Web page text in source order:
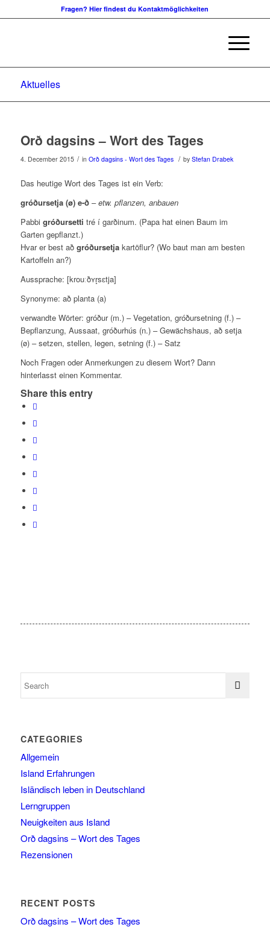
Fragen? Hier findest du Kontaktmöglichkeiten
Aktuelles
Orð dagsins – Wort des Tages
4. December 2015 / in Orð dagsins - Wort des Tages / by Stefan Drabek
Das heutige Wort des Tages ist ein Verb:
gróðursetja (ø) e-ð –etw. pflanzen, anbauen
Pabbi gróðursetti tré í garðinum. (Papa hat einen Baum im
Garten gepflanzt.)
Hvar er best að gróðursetjakartöflur? (Wo baut man am besten
Kartoffeln an?)
Aussprache: [krouːðʏr̥sɛtja]
Synonyme: að planta (a)
verwandte Wörter: gróður (m.) – Vegetation, gróðursetning (f.) –
Bepflanzung, Aussaat, gróðurhús (n.) – Gewächshaus, að setja
(ø) – setzen, stellen, legen, setning (f.) – Satz
Noch Fragen oder Anmerkungen zu diesem Wort? Dann
hinterlasst einen Kommentar.
Share this entry
CATEGORIES
Allgemein
Island Erfahrungen
Isländisch leben in Deutschland
Lerngruppen
Neuigkeiten aus Island
Orð dagsins – Wort des Tages
Rezensionen
RECENT POSTS
Orð dagsins – Wort des Tages